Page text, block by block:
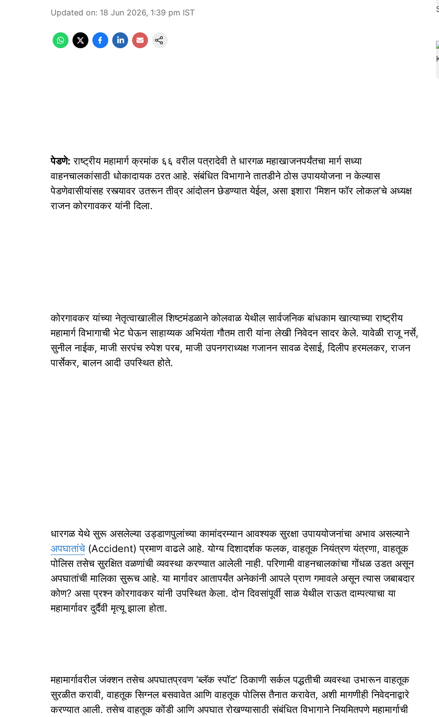
Updated on: 18 Jun 2026, 1:39 pm IST
पेडणे: राष्ट्रीय महामार्ग क्रमांक ६६ वरील पत्रादेवी ते धारगळ महाखाजनपर्यंतचा मार्ग सध्या
वाहनचालकांसाठी धोकादायक ठरत आहे. संबंधित विभागाने तातडीने ठोस उपाययोजना न केल्यास
पेडणेवासीयांसह रस्त्यावर उतरून तीव्र आंदोलन छेडण्यात येईल, असा इशारा ‘मिशन फॉर लोकल’चे अध्यक्ष
राजन कोरगावकर यांनी दिला.
कोरगावकर यांच्या नेतृत्वाखालील शिष्टमंडळाने कोलवाळ येथील सार्वजनिक बांधकाम खात्याच्या राष्ट्रीय
महामार्ग विभागाची भेट घेऊन साहाय्यक अभियंता गौतम तारी यांना लेखी निवेदन सादर केले. यावेळी राजू नर्से,
सुनील नाईक, माजी सरपंच रुपेश परब, माजी उपनगराध्यक्ष गजानन सावळ देसाई, दिलीप हरमलकर, राजन
पार्सेकर, बालन आदी उपस्थित होते.
धारगळ येथे सुरू असलेल्‍या उड्डाणपुलांच्या कामांदरम्यान आवश्यक सुरक्षा उपाययोजनांचा अभाव असल्याने
अपघातांचे(Accident) प्रमाण वाढले आहे. योग्य दिशादर्शक फलक, वाहतूक नियंत्रण यंत्रणा, वाहतूक
पोलिस तसेच सुरक्षित वळणांची व्यवस्था करण्यात आलेली नाही. परिणामी वाहनचालकांचा गोंधळ उडत असून
अपघातांची मालिका सुरूच आहे. या मार्गावर आतापर्यंत अनेकांनी आपले प्राण गमावले असून त्‍यास जबाबदार
कोण? असा प्रश्न कोरगावकर यांनी उपस्थित केला. दोन दिवसांपूर्वी साळ येथील राऊत दाम्‍पत्‍याचा या
महामार्गावर दुर्दैवी मृत्‍यू झाला होता.
महामार्गावरील जंक्शन तसेच अपघातप्रवण ‘ब्लॅक स्पॉट’ ठिकाणी सर्कल पद्धतीची व्यवस्था उभारून वाहतूक
सुरळीत करावी, वाहतूक सिग्नल बसवावेत आणि वाहतूक पोलिस तैनात करावेत, अशी मागणीही निवेदनाद्वारे
करण्यात आली. तसेच वाहतूक कोंडी आणि अपघात रोखण्यासाठी संबंधित विभागाने नियमितपणे महामार्गाची